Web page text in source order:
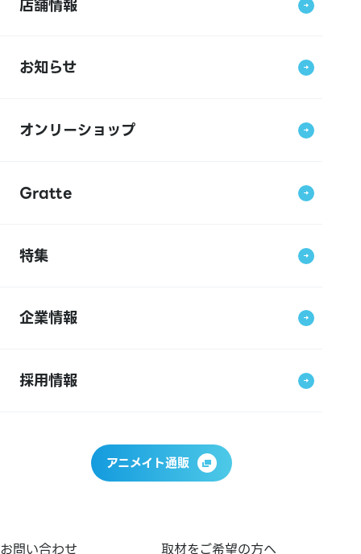
店舗情報
お知らせ
オンリーショップ
Gratte
特集
企業情報
採用情報
アニメイト通販
お問い合わせ 取材をご希望の方へ